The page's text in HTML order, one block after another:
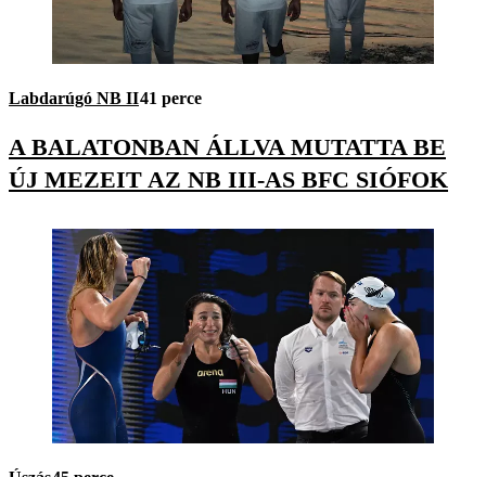
Labdarúgó NB II41 perce
A BALATONBAN ÁLLVA MUTATTA BE
ÚJ MEZEIT AZ NB III-AS BFC SIÓFOK